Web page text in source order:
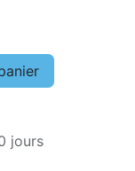
jours